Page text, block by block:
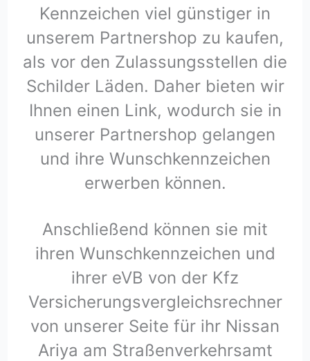
Kennzeichen viel günstiger in
unserem Partnershop zu kaufen,
als vor den Zulassungsstellen die
Schilder Läden. Daher bieten wir
Ihnen einen Link, wodurch sie in
unserer Partnershop gelangen
und ihre Wunschkennzeichen
erwerben können.
Anschließend können sie mit
ihren Wunschkennzeichen und
ihrer eVB von der Kfz
Versicherungsvergleichsrechner
von unserer Seite für ihr Nissan
Ariya am Straßenverkehrsamt